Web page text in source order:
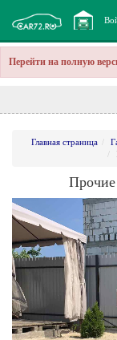
Перейти на полную
Главная страница